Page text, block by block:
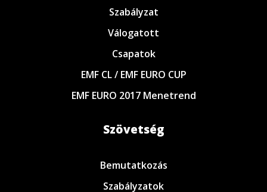
Szabályzat
Válogatott
Csapatok
EMF CL / EMF EURO CUP
EMF EURO 2017 Menetrend
Szövetség
Bemutatkozás
Szabályzatok